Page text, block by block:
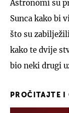
Astronomi su
Sunca kako bi
što su
kako te dvije
bio neki drugi
PROČITAJTE I